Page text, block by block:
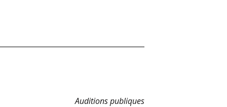
Auditions publiques